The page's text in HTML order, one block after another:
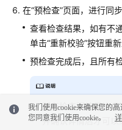
在“预检查”页面，进行同
查看检查结果，如有不
单击“重新校验”按钮重
预检查完成后，且所有
所有检查项结果均通
并确认详情后才可以
我们使用cookie来确保您的
您同意我们使用cookie。